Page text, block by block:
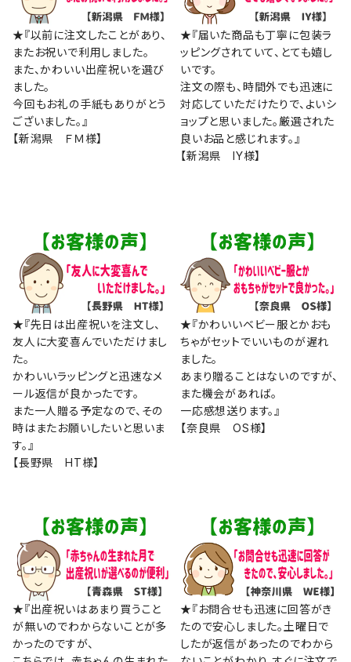
★『以前に注文したことがあり、
またお祝いで利用しました。
また、かわいい出産祝いを選び
ました。
今回もお礼の手紙もありがとう
ございました。』
【新潟県 ＦＭ様】
★『届いた商品も丁寧に包装ラ
ッピングされていて、とても嬉し
いです。
注文の際も、時間外でも迅速に
対応していただけたりで、よいシ
ョップと思いました。厳選された
良いお品と感じれます。』
【新潟県 IY様】
★『先日は出産祝いを注文し、
友人に大変喜んでいただけまし
た。
かわいいラッピングと迅速なメ
ール返信が良かったです。
また一人贈る予定なので、その
時はまたお願いしたいと思いま
す。』
【長野県 HT様】
★『かわいいベビー服とかおも
ちゃがセットでいいものが遅れ
ました。
あまり贈ることはないのですが、
また機会があれば。
一応感想送ります。』
【奈良県 OS様】
★『出産祝いはあまり買うこと
が無いのでわからないことが多
かったのですが、
★『お問合せも迅速に回答がき
たので安心しました。土曜日で
したが返信があったのでわから